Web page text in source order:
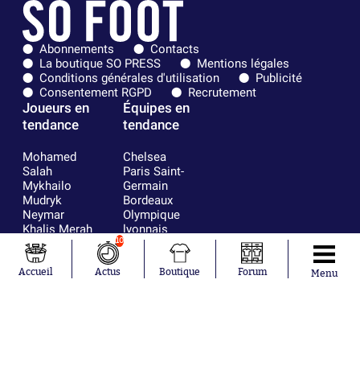
Abonnements
Contacts
La boutique SO PRESS
Mentions légales
Conditions générales d'utilisation
Publicité
Consentement RGPD
Recrutement
Joueurs en
tendance
Mohamed
Salah
Mykhailo
Mudryk
Neymar
Khalis Merah
Loïs Openda
Moussa
Niakhaté
Équipes en
tendance
Chelsea
Paris Saint-
Germain
Bordeaux
Olympique
lyonnais
FIFA
Real Madrid
RC Strasbourg
Accueil
10
Actus Boutique Forum Menu